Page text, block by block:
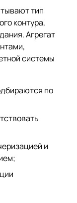
тип
контура,
Агрегат
системы
по
и